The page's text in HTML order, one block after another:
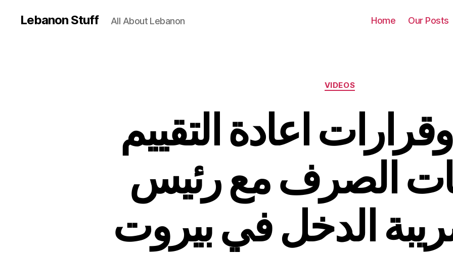
Lebanon Stuff All About Lebanon Home Our Posts
Categories
VIDEOS
اعادة التقييم
الصرف مع رئيس
الدخل في بيروت